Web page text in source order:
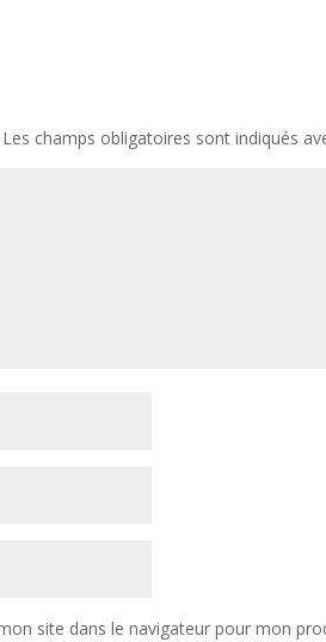
Les champs obligatoires sont indiqués
site dans le navigateur pour mon